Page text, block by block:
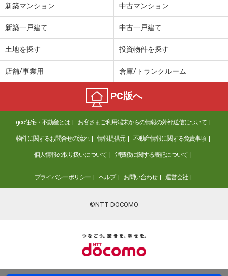
新築マンション 中古マンション
新築一戸建て 中古一戸建て
土地を探す 投資物件を探す
店舗/事業用 倉庫/トランクルーム
PC版へ
goo住宅・不動産とは お客さまご利用端末からの情報の外部送信について
物件に関するお問合せの流れ 情報提供元 不動産情報に関する免責事項
個人情報の取り扱いについて 消費税に関する表記について
プライバシーポリシー ヘルプ お問い合わせ 運営会社
©NTT DOCOMO